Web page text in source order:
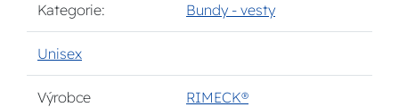
Kategorie: Bundy - vesty
Unisex
Výrobce RIMECK®